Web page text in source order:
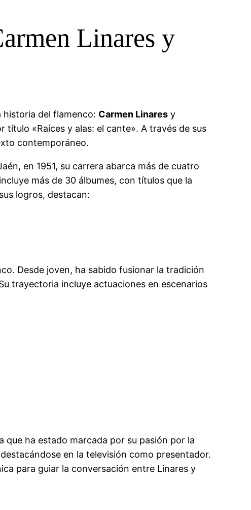
Linares y
del flamenco: Carmen Linares y
título «Raíces y alas: el cante». A través de sus
contemporáneo.
en 1951, su carrera abarca más de cuatro
más de 30 álbumes, con títulos que la
logros, destacan:
Desde joven, ha sabido fusionar la tradición
trayectoria incluye actuaciones en escenarios
ha estado marcada por su pasión por la
en la televisión como presentador.
para guiar la conversación entre Linares y